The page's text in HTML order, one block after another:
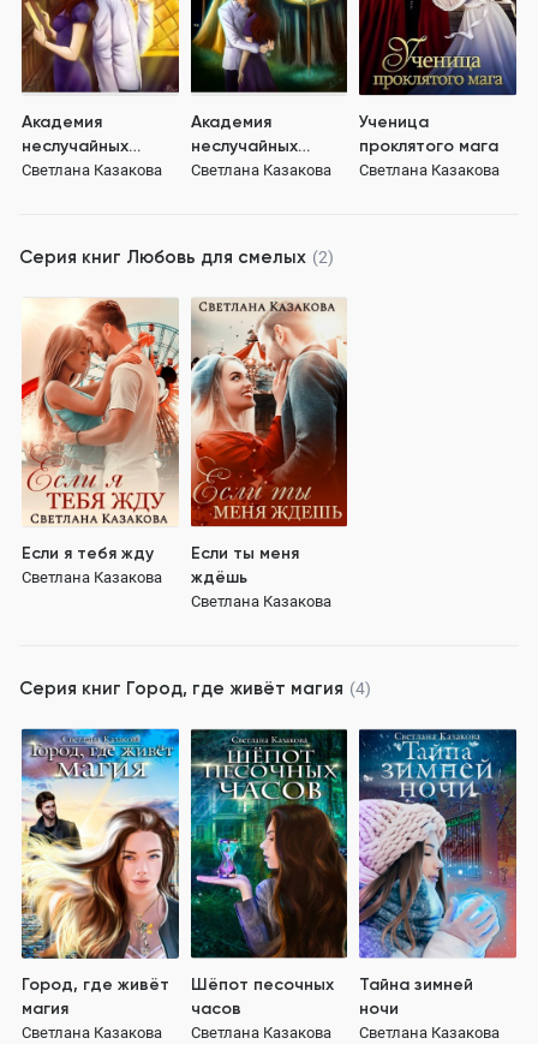
Академия
неслучайных
встреч
Светлана Казакова
Академия
неслучайных
встреч. Дом
Светлана Казакова
Ученица
проклятого мага
Светлана Казакова
Серия книг Любовь для смелых (2)
Если я тебя жду
Светлана Казакова
Если ты меня
ждёшь
Светлана Казакова
Серия книг Город, где живёт магия (4)
Город, где живёт
магия
Светлана Казакова
Шёпот песочных
часов
Светлана Казакова
Тайна зимней
ночи
Светлана Казакова